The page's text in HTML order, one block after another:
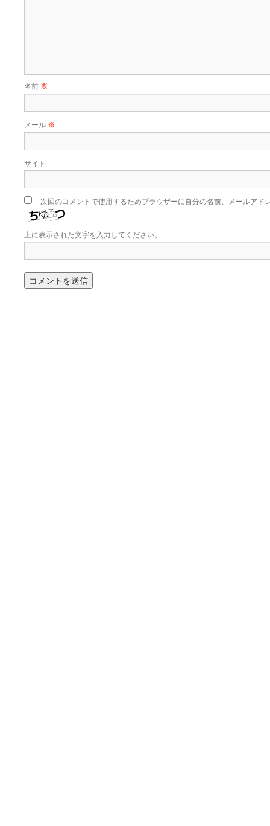
名前 ※
メール ※
サイト
次回のコメントで使用するためブラウザーに自分の名前、メールアド
上に表示された文字を入力してください。